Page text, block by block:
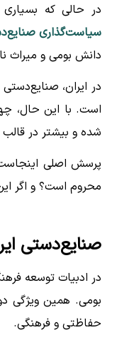
در حالی‌ که
سیاست‌گذاری
دانش بومی و میراث
در ایران،
است. با این حال،
شده و بیشتر در قالب
پرسش اصلی
محروم است؟ و اگر
صنایع‌دستی
در ادبیات توسعه
بومی. همین ویژگی
حفاظتی و فرهنگی.